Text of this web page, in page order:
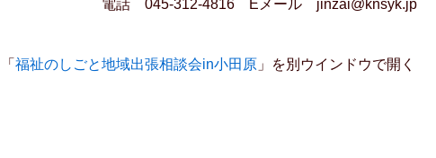
電話 045-312-4816 Eメール jinzai@knsyk.jp
「 福祉のしごと地域出張相談会in小田原 」を別ウインドウで開く